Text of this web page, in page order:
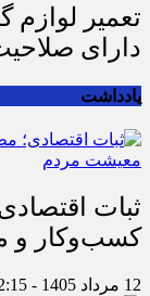
تعمیر لوازم
دارای
یادداشت
ثبات
کسب‌وکار و
12 مرداد 1405 - 12:15